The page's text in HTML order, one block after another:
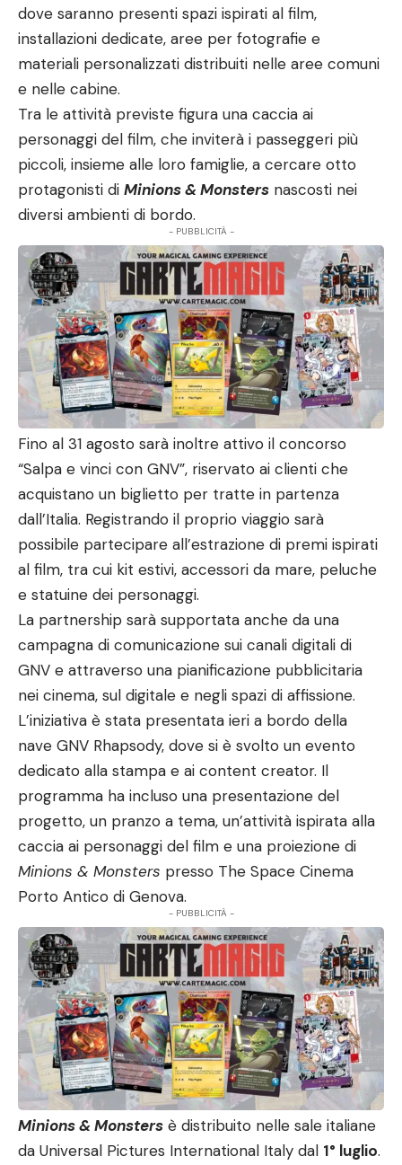
dove saranno presenti spazi ispirati al film,
installazioni dedicate, aree per fotografie e
materiali personalizzati distribuiti nelle aree comuni
e nelle cabine.
Tra le attività previste figura una caccia ai
personaggi del film, che inviterà i passeggeri più
piccoli, insieme alle loro famiglie, a cercare otto
protagonisti di Minions & Monsters nascosti nei
diversi ambienti di bordo.
- PUBBLICITÀ -
Fino al 31 agosto sarà inoltre attivo il concorso
“Salpa e vinci con GNV”, riservato ai clienti che
acquistano un biglietto per tratte in partenza
dall’Italia. Registrando il proprio viaggio sarà
possibile partecipare all’estrazione di premi ispirati
al film, tra cui kit estivi, accessori da mare, peluche
e statuine dei personaggi.
La partnership sarà supportata anche da una
campagna di comunicazione sui canali digitali di
GNV e attraverso una pianificazione pubblicitaria
nei cinema, sul digitale e negli spazi di affissione.
L’iniziativa è stata presentata ieri a bordo della
nave GNV Rhapsody, dove si è svolto un evento
dedicato alla stampa e ai content creator. Il
programma ha incluso una presentazione del
progetto, un pranzo a tema, un’attività ispirata alla
caccia ai personaggi del film e una proiezione di
Minions & Monsters presso The Space Cinema
Porto Antico di Genova.
- PUBBLICITÀ -
Minions & Monsters è distribuito nelle sale italiane
da Universal Pictures International Italy dal 1° luglio.